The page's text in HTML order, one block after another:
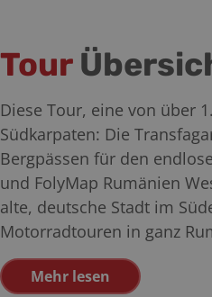
Tour
Diese Tour, eine von über
Südkarpaten: Die
Bergpässen für den
und FolyMap Rumänien
alte, deutsche Stadt im
Motorradtouren in ganz
Mehr lesen